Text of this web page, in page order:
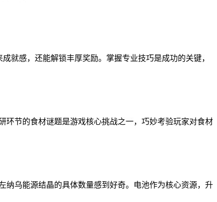
就感，还能解锁丰厚奖励。掌握专业技巧是成功的关键，
环节的食材谜题是游戏核心挑战之一，巧妙考验玩家对食材
纳乌能源结晶的具体数量感到好奇。电池作为核心资源，升